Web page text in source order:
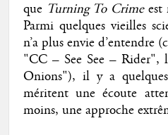
que Turning To Crimeest
Parmi quelques vieilles
n’a plus envie d’entendre
"CC – See See – Rider",
Onions"), il y a
méritent une écoute
moins, une approche